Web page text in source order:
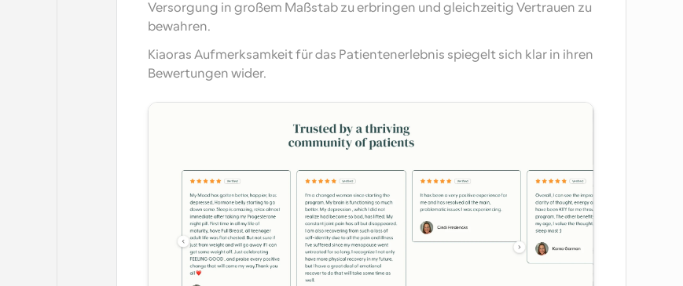
Versorgung in großem Maßstab zu erbringen und gleichzeitig Vertrauen zu
bewahren.
Kiaoras Aufmerksamkeit für das Patientenerlebnis spiegelt sich klar in ihren
Bewertungen wider.